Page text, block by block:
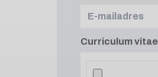
Curriculum vitae